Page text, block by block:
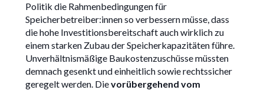
Politik die Rahmenbedingungen für
Speicherbetreiber:innen so verbessern müsse, dass
die hohe Investitionsbereitschaft auch wirklich zu
einem starken Zubau der Speicherkapazitäten führe.
Unverhältnismäßige Baukostenzuschüsse müssten
demnach gesenkt und einheitlich sowie rechtssicher
geregelt werden. Dievorübergehend vom